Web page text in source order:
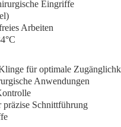
Eingriffe
Arbeiten
für optimale
Anwendungen
Schnittführung